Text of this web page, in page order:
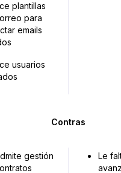
plantillas
para
emails
usuarios
Contras
gestión
Le